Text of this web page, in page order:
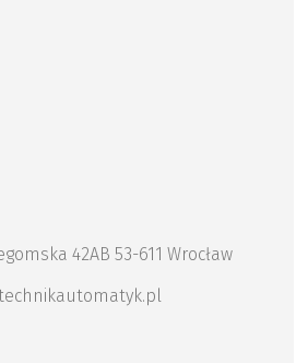
42AB 53-611 Wrocław